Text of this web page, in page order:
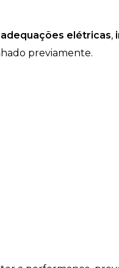
adequações elétricas,
previamente.